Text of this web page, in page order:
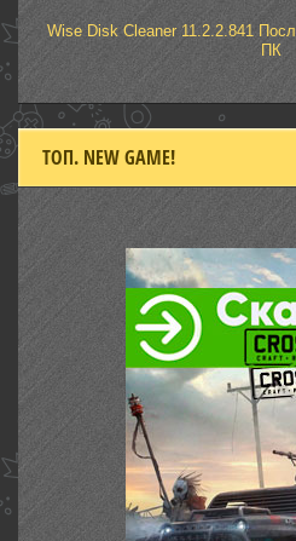
Wise Disk Cleaner 11.2.2.841
ПК
ТОП. NEW GAME!